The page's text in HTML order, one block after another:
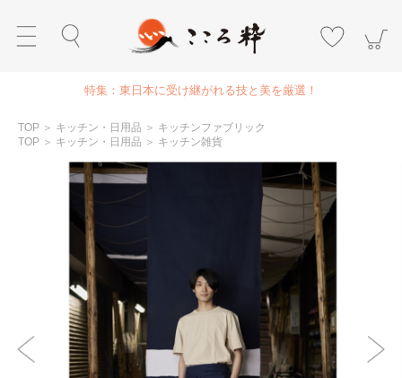
特集：東日本に受け継がれる技と美を厳選！
TOP ＞ キッチン・日用品 ＞ キッチンファブリック
TOP ＞ キッチン・日用品 ＞ キッチン雑貨